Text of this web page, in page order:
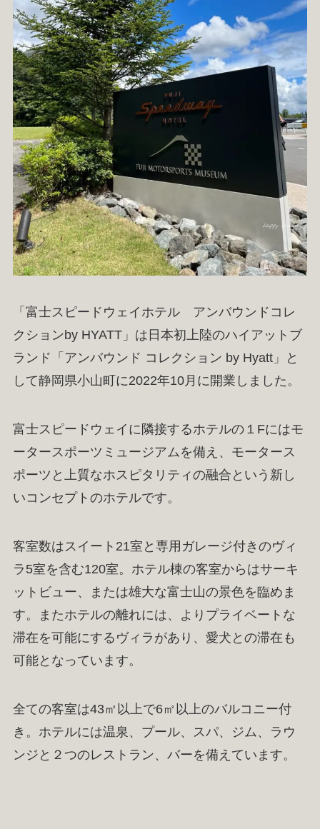
「富士スピードウェイホテル アンバウンドコレ
クションby HYATT」は日本初上陸のハイアットブ
ランド「アンバウンド コレクション by Hyatt」と
して静岡県小山町に2022年10月に開業しました。
富士スピードウェイに隣接するホテルの１Fにはモ
ータースポーツミュージアムを備え、モータース
ポーツと上質なホスピタリティの融合という新し
いコンセプトのホテルです。
客室数はスイート21室と専用ガレージ付きのヴィ
ラ5室を含む120室。ホテル棟の客室からはサーキ
ットビュー、または雄大な富士山の景色を臨めま
す。またホテルの離れには、よりプライベートな
滞在を可能にするヴィラがあり、愛犬との滞在も
可能となっています。
全ての客室は43㎡以上で6㎡以上のバルコニー付
き。ホテルには温泉、プール、スパ、ジム、ラウ
ンジと２つのレストラン、バーを備えています。